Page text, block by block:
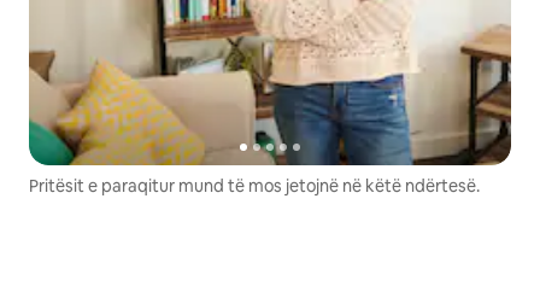
Pritësit e paraqitur mund të mos jetojnë në këtë ndërtesë.